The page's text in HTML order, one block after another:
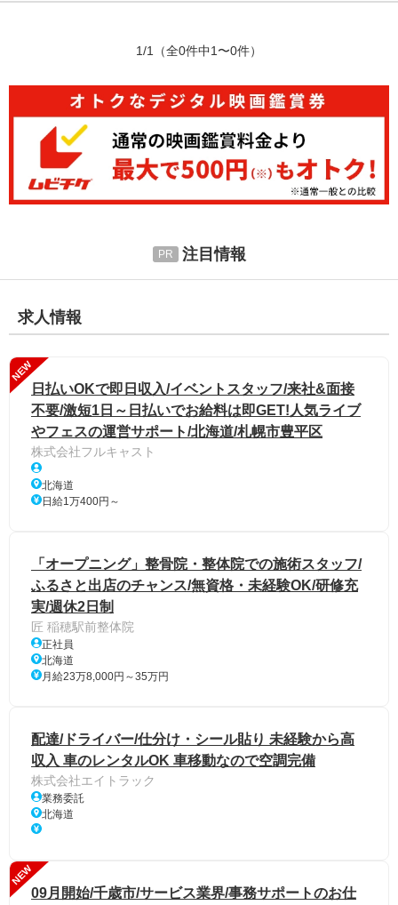
1/1 （全0件中1〜0件）
注目情報
求人情報
NEW
日払いOKで即日収入/イベントスタッフ/来社&面接
不要/激短1日～日払いでお給料は即GET!人気ライブ
やフェスの運営サポート/北海道/札幌市豊平区
株式会社フルキャスト
北海道
日給1万400円～
「オープニング」整骨院・整体院での施術スタッフ/
ふるさと出店のチャンス/無資格・未経験OK/研修充
実/週休2日制
匠 稲穂駅前整体院
正社員
北海道
月給23万8,000円～35万円
配達/ドライバー/仕分け・シール貼り 未経験から高
収入 車のレンタルOK 車移動なので空調完備
株式会社エイトラック
業務委託
北海道
NEW
09月開始/千歳市/サービス業界/事務サポートのお仕